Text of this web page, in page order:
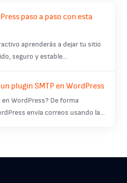
paso a paso con esta
aprenderás a dejar tu sitio
seguro y estable...
plugin SMTP en WordPress
en WordPress? De forma
envía correos usando la...